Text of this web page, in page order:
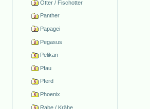
Otter / Fischotter
Panther
Papagei
Pegasus
Pelikan
Pfau
Pferd
Phoenix
Rabe / Krähe